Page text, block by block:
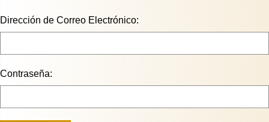
Dirección de Correo Electrónico:
Contraseña: